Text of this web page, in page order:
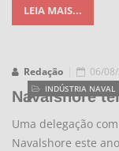
LEIA MAIS...
Redação
INDÚSTRIA NAVAL
06/
Navalshore
Uma delegação
Navalshore este